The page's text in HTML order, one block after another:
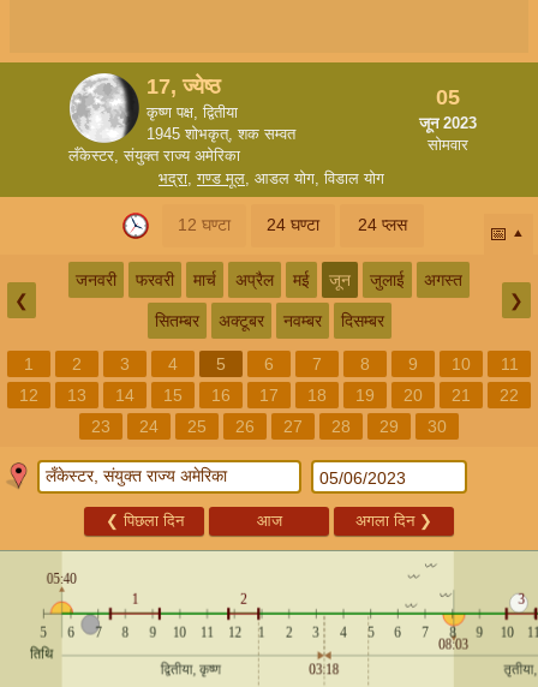
17, ज्येष्ठ
कृष्ण पक्ष, द्वितीया
1945 शोभकृत्, शक सम्वत
लँकेस्टर, संयुक्त राज्य अमेरिका
05
जून 2023
सोमवार
भद्रा,गण्ड मूल, आडल योग,विडाल योग
12 घण्टा 24 घण्टा 24 प्लस 📅
❮
जनवरी फरवरी मार्च अप्रैल मई जून जुलाई अगस्त
सितम्बर अक्टूबर नवम्बर दिसम्बर
❯
1 2 3 4 5 6 7 8 9 10
11
12
13 14 15 16 17 18 19 20 21
22
23
24 25 26 27 28 29 30
❮ पिछला दिन आज अगला दिन ❯